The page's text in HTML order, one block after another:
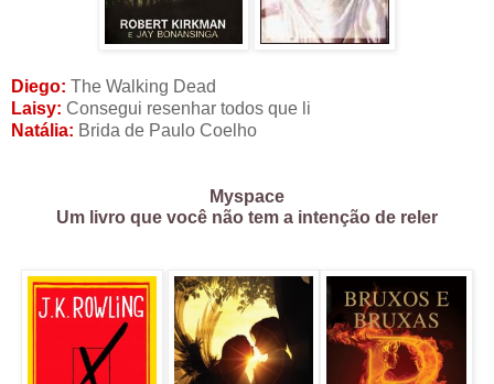
Diego: The Walking Dead
Laisy: Consegui resenhar todos que li
Natália: Brida de Paulo Coelho
Myspace
Um livro que você não tem a intenção de reler